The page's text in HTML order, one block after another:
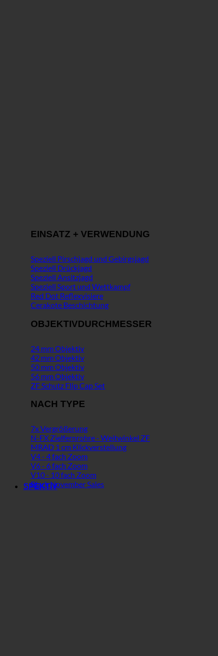
EINSATZ + VERWENDUNG
Speziell Pirschjagd und Gebirgsjagd
Speziell Drückjagd
Speziell Ansitzjagd
Speziell Sport und Wettkampf
Red Dot Reflexvisiere
Cerakote Beschichtung
OBJEKTIVDURCHMESSER
24 mm Objektiv
42 mm Objektiv
50 mm Objektiv
56 mm Objektiv
ZF Schutz Flip Cap Set
NACH TYPE
7x Vergrößerung
N-FX Zielfernrohre - Weitwinkel ZF
MRAD 1 cm Klickverstellung
V4 - 4 fach Zoom
V6 - 6 fach Zoom
V10 - 10 fach Zoom
Black November Sales
SPEKTIV